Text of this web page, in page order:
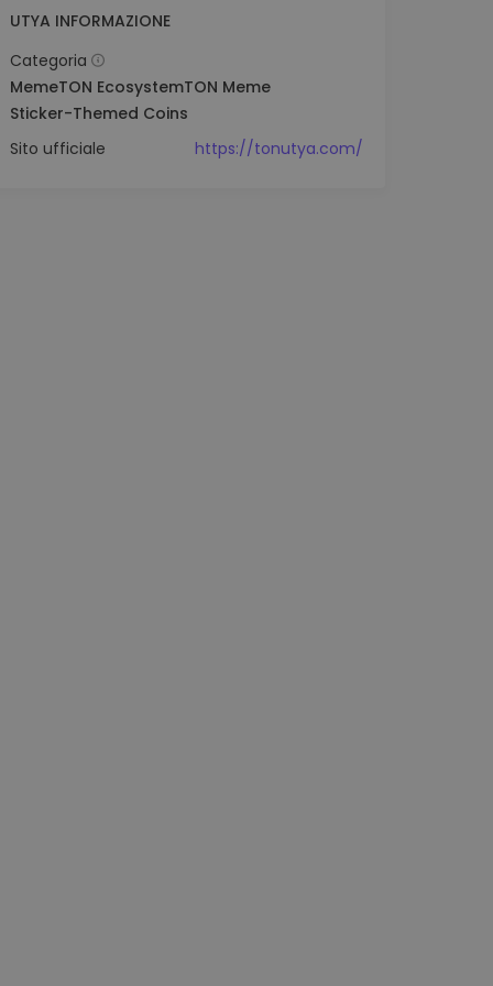
UTYA INFORMAZIONE
Categoria
MemeTON EcosystemTON Meme
Sticker-Themed Coins
Sito ufficiale
https://tonutya.com/